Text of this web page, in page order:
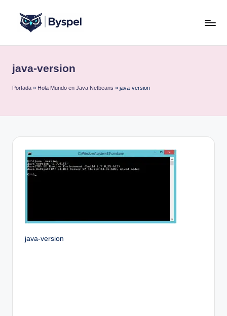
contenido
s
p
y
java-version
Portada » Hola Mundo en Java Netbeans » java-version
java-version